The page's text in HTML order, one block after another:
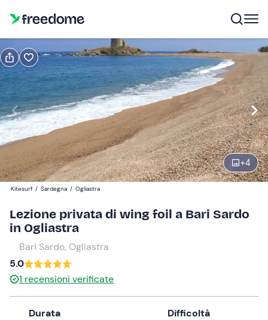
+4
Prenota Regala
Navigate
forward
to
interact
with
the
and
select
date.
Press
the
question
mark
Modifica
13:00 Modifica
Partecipanti
70 €
1
Kitesurf / Sardegna / Ogliastra
Lezione privata di wing foil a Bari Sardo
in Ogliastra
Bari Sardo, Ogliastra
5.0
1 recensioni verificate
Durata
Difficoltà